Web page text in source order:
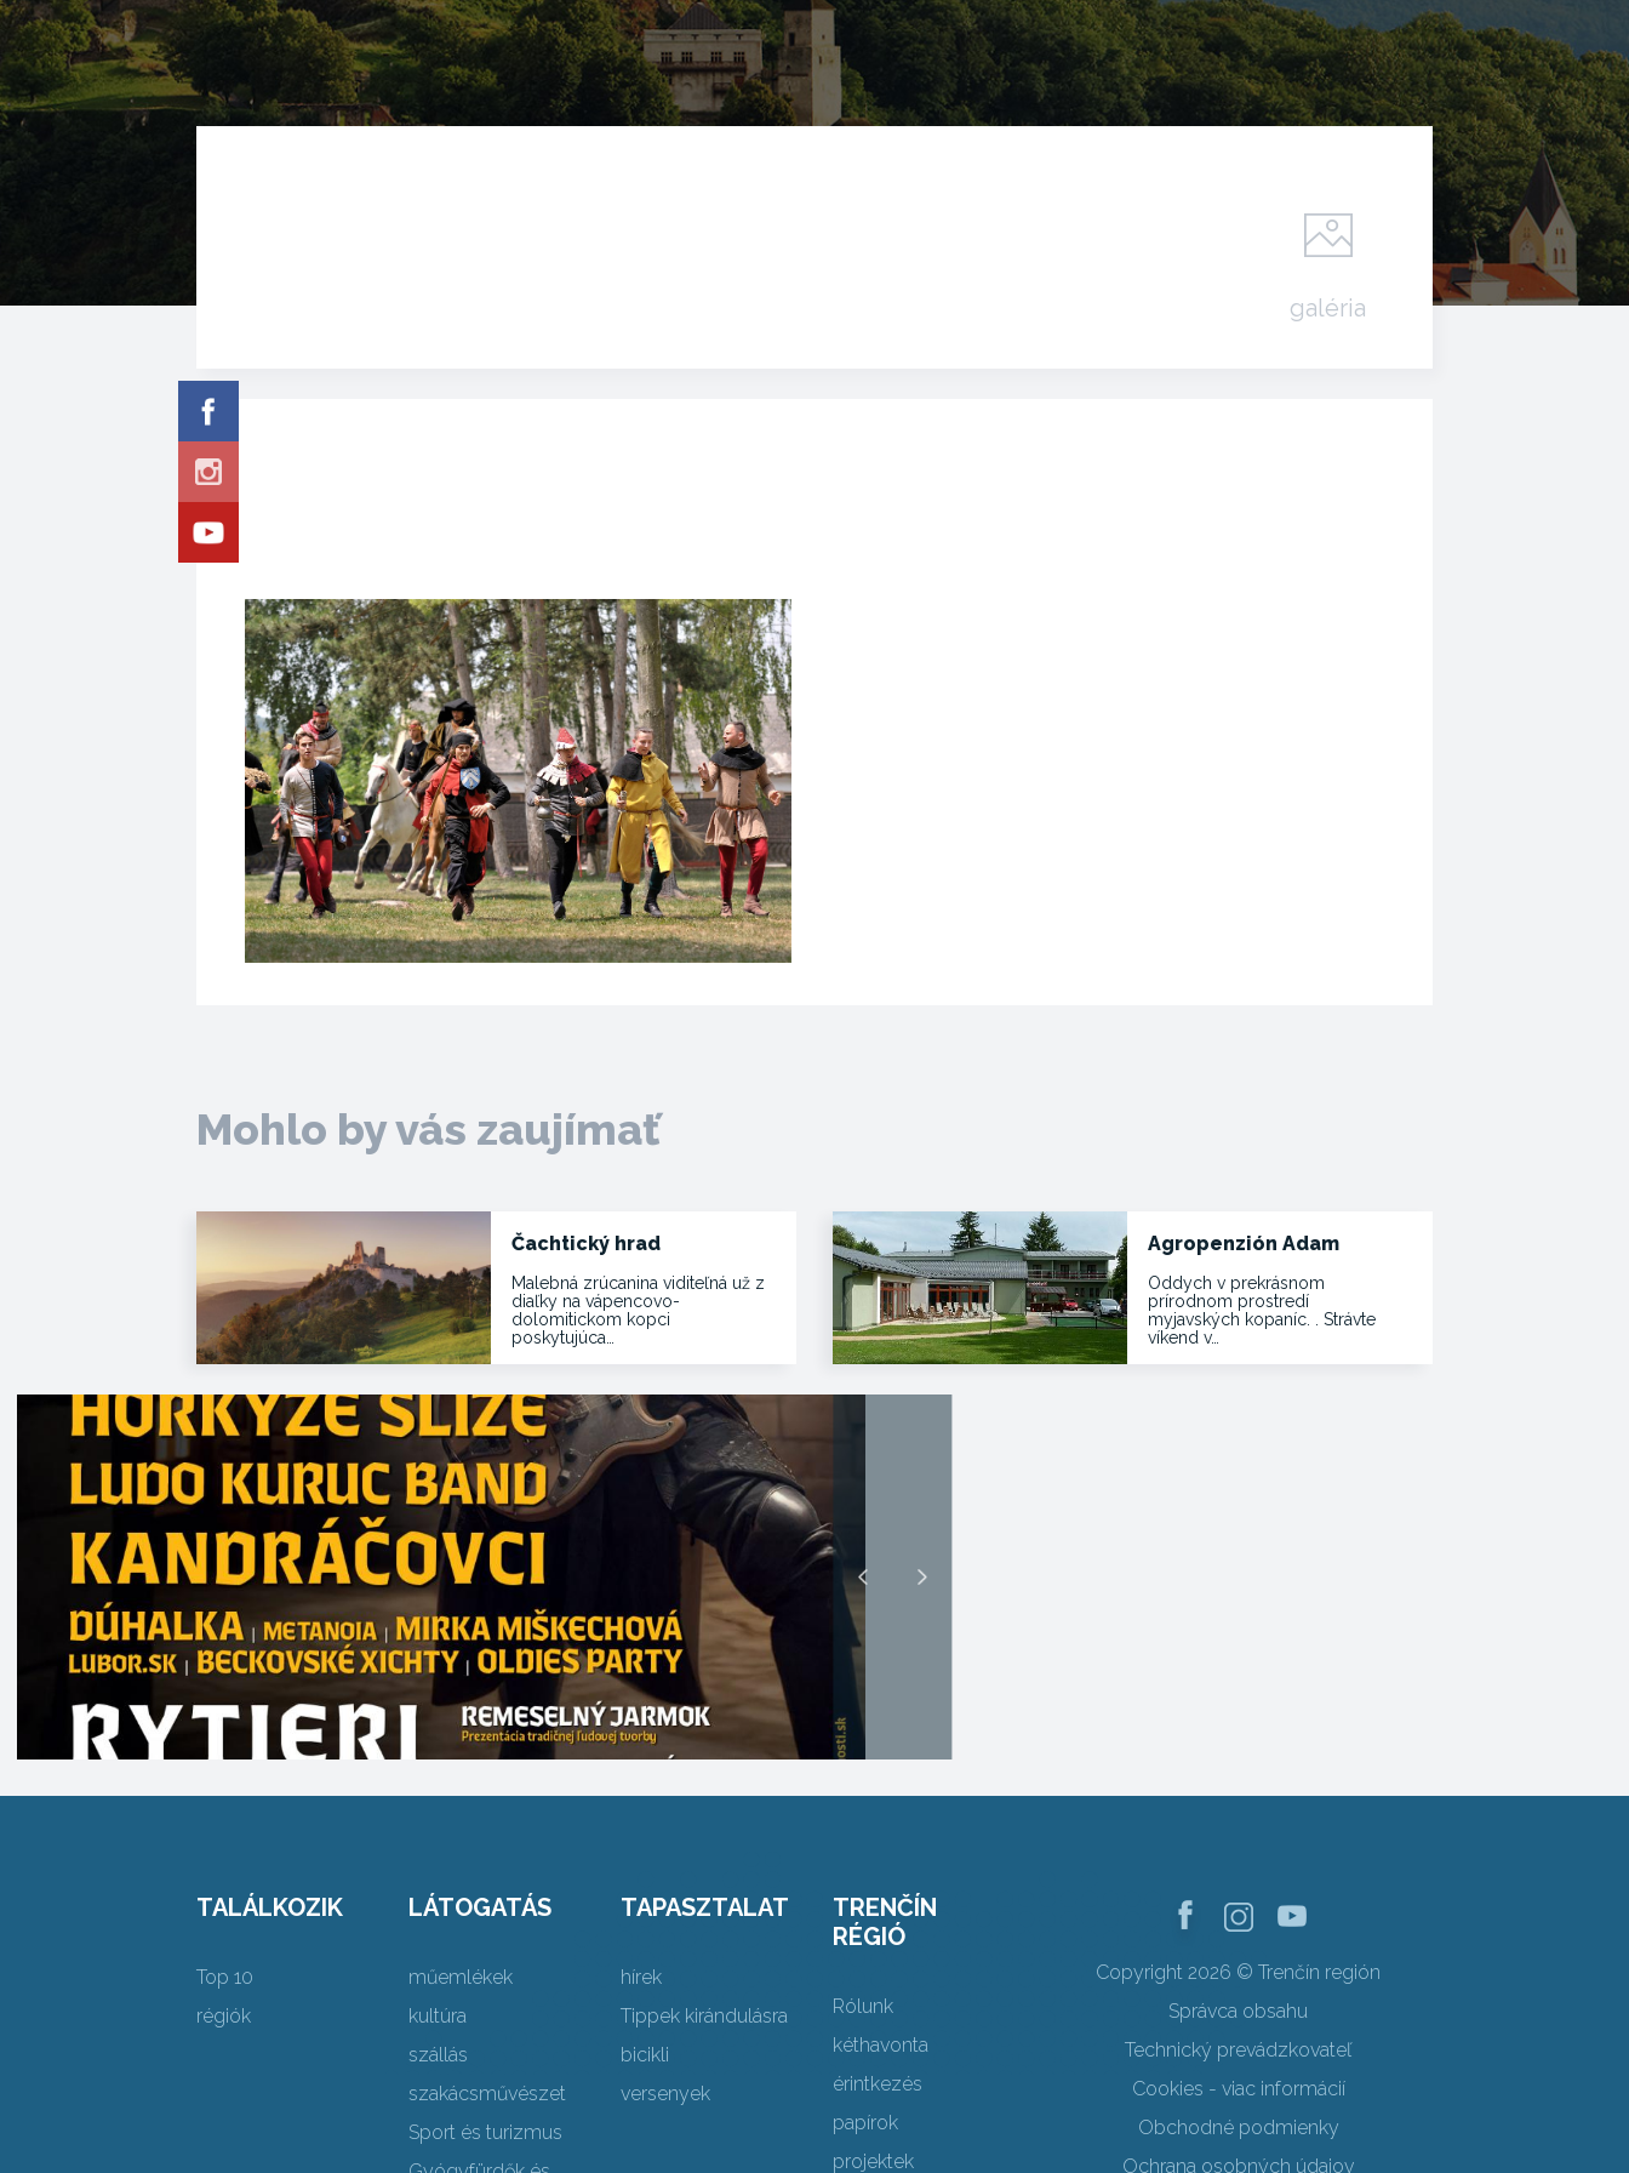
galéria
Mohlo by vás zaujímať
Čachtický hrad
Malebná zrúcanina viditeľná už z
diaľky na vápencovo-
dolomitickom kopci
poskytujúca…
Agropenzión Adam
Oddych v prekrásnom
prírodnom prostredí
myjavských kopaníc. . Strávte
víkend v…
TALÁLKOZIK
Top 10
régiók
LÁTOGATÁS
műemlékek
kultúra
szállás
szakácsművészet
Sport és turizmus
TAPASZTALAT
hírek
Tippek kirándulásra
bicikli
versenyek
TRENČÍN
RÉGIÓ
Rólunk
kéthavonta
érintkezés
papírok
projektek
Copyright 2026 © Trenčín región
Správca obsahu
Technický prevádzkovateľ
Cookies - viac informácií
Obchodné podmienky
Ochrana osobných údajov